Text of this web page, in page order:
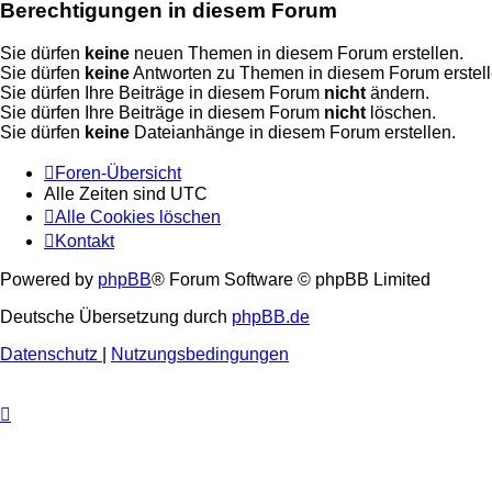
Berechtigungen in diesem Forum
Sie dürfen keine neuen Themen in diesem Forum erstellen.
Sie dürfen keineAntworten zu Themen in diesem Forum
Sie dürfen Ihre Beiträge in diesem Forum nicht ändern.
Sie dürfen Ihre Beiträge in diesem Forum nicht löschen.
Sie dürfen keine Dateianhänge in diesem Forum erstellen.
Foren-Übersicht
Alle Zeiten sind UTC
Alle Cookies löschen
Kontakt
Powered by phpBB® Forum Software © phpBB Limited
Deutsche Übersetzung durch phpBB.de
Datenschutz
Nutzungsbedingungen